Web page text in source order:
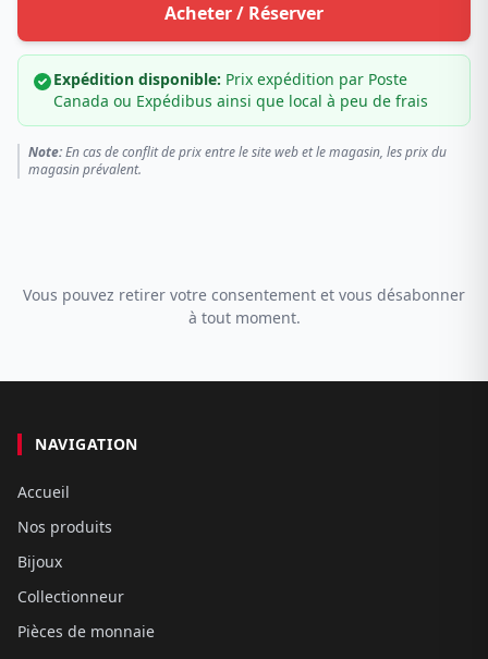
Acheter / Réserver
Expédition disponible: Prix expédition par Poste
Canada ou Expédibus ainsi que local à peu de frais
Note:En cas de conflit de prix entre le site web et le magasin, les prix du
magasin prévalent.
Vous pouvez retirer votre consentement et vous désabonner
à tout moment.
NAVIGATION
Accueil
Nos produits
Bijoux
Collectionneur
Pièces de monnaie